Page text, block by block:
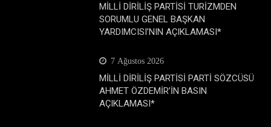
MİLLİ DİRİLİŞ PARTİSİ TURİZMDEN
SORUMLU GENEL BAŞKAN
YARDIMCISI’NIN AÇIKLAMASI*
7 Ağustos 2026
MİLLİ DİRİLİŞ PARTİSİ PARTİ SÖZCÜSÜ
AHMET ÖZDEMİR’İN BASIN
AÇIKLAMASI*